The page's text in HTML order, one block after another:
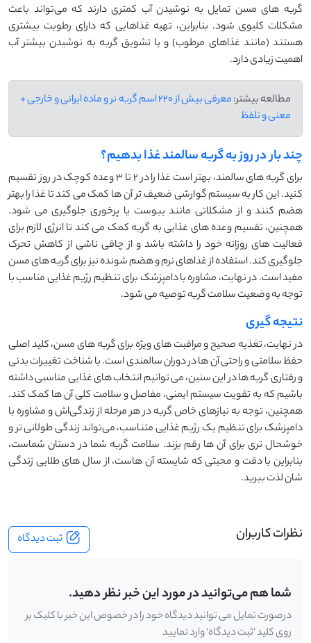
گربه‌ های مسن تمایل به نوشیدن آب کمتری دارند که می‌تواند باعث
مشکلات کلیوی شود. بنابراین، تهیه غذاهایی که دارای رطوبت بیشتری
هستند (مانند غذاهای مرطوب) و یا تشویق گربه به نوشیدن بیشتر آب
اهمیت زیادی دارد.
مطالعه بیشتر:
معرفی بیش از 220 اسم گربه نر و ماده ایرانی و خارجی +
معنی و تلفظ
چند بار در روز به گربه سالمند غذا بدهیم؟
برای گربه ‌های سالمند، بهتر است غذا را در ۲ تا ۳ وعده کوچک در روز تقسیم
کنید. این کار به سیستم گوارشی ضعیف ‌تر آن‌ ها کمک می ‌کند تا غذا را بهتر
هضم کنند و از مشکلاتی مانند یبوست یا پرخوری جلوگیری می ‌شود.
همچنین، تقسیم وعده‌ های غذایی به گربه کمک می ‌کند تا انرژی لازم برای
فعالیت‌ های روزانه خود را داشته باشد و از چاقی ناشی از کاهش تحرک
جلوگیری کند. استفاده از غذاهای نرم و هضم ‌شونده نیز برای گربه ‌های مسن
مفید است. در نهایت، مشاوره با دامپزشک برای تنظیم رژیم غذایی مناسب با
توجه به وضعیت سلامت گربه توصیه می ‌شود.
نتیجه گیری
در نهایت، تغذیه صحیح و مراقبت ‌های ویژه برای گربه ‌های مسن، کلید اصلی
حفظ سلامتی و راحتی آن‌ ها در دوران سالمندی است. با شناخت تغییرات بدنی
و رفتاری گربه ‌ها در این سنین، می ‌توانیم انتخاب‌ های غذایی مناسبی داشته
باشیم که به تقویت سیستم ایمنی، مفاصل و سلامت کلی آن‌ ها کمک کند.
همچنین، توجه به نیازهای خاص گربه در هر مرحله از زندگی‌اش و مشاوره با
دامپزشک برای تنظیم یک رژیم غذایی متناسب، می‌تواند زندگی طولانی ‌تر و
خوشحال ‌تری برای آن ‌ها رقم بزند. سلامت گربه شما در دستان شماست،
بنابراین با دقت و محبتی که شایسته آن ‌هاست، از سال ‌های طلایی زندگی‌
شان لذت ببرید.
نظرات کاربران ثبت دیدگاه
شما هم می‌توانید در مورد این خبر نظر دهید.
درصورت تمایل می توانید دیدگاه خود را در خصوص این خبر با کلیک بر
روی کلید 'ثبت دیدگاه' وارد نمایید